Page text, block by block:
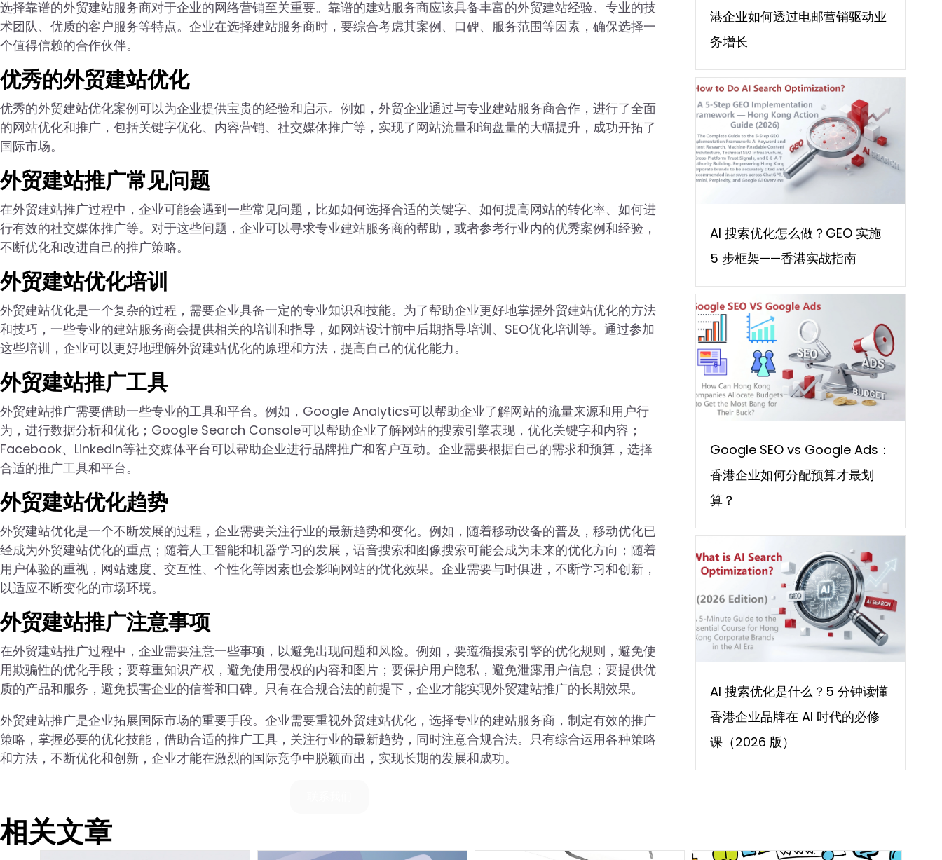
选择靠谱的外贸建站服务商对于企业的网络营销至关重要。靠谱的建站服务商应该具备丰富的外贸建站经验、专业的技
术团队、优质的客户服务等特点。企业在选择建站服务商时，要综合考虑其案例、口碑、服务范围等因素，确保选择一
个值得信赖的合作伙伴。
优秀的外贸建站优化
优秀的外贸建站优化案例可以为企业提供宝贵的经验和启示。例如，外贸企业通过与专业建站服务商合作，进行了全面
的网站优化和推广，包括关键字优化、内容营销、社交媒体推广等，实现了网站流量和询盘量的大幅提升，成功开拓了
国际市场。
外贸建站推广常见问题
在外贸建站推广过程中，企业可能会遇到一些常见问题，比如如何选择合适的关键字、如何提高网站的转化率、如何进
行有效的社交媒体推广等。对于这些问题，企业可以寻求专业建站服务商的帮助，或者参考行业内的优秀案例和经验，
不断优化和改进自己的推广策略。
外贸建站优化培训
外贸建站优化是一个复杂的过程，需要企业具备一定的专业知识和技能。为了帮助企业更好地掌握外贸建站优化的方法
和技巧，一些专业的建站服务商会提供相关的培训和指导，如网站设计前中后期指导培训、SEO优化培训等。通过参加
这些培训，企业可以更好地理解外贸建站优化的原理和方法，提高自己的优化能力。
外贸建站推广工具
外贸建站推广需要借助一些专业的工具和平台。例如，Google Analytics可以帮助企业了解网站的流量来源和用户行
为，进行数据分析和优化；Google Search Console可以帮助企业了解网站的搜索引擎表现，优化关键字和内容；
Facebook、LinkedIn等社交媒体平台可以帮助企业进行品牌推广和客户互动。企业需要根据自己的需求和预算，选择
合适的推广工具和平台。
外贸建站优化趋势
外贸建站优化是一个不断发展的过程，企业需要关注行业的最新趋势和变化。例如，随着移动设备的普及，移动优化已
经成为外贸建站优化的重点；随着人工智能和机器学习的发展，语音搜索和图像搜索可能会成为未来的优化方向；随着
用户体验的重视，网站速度、交互性、个性化等因素也会影响网站的优化效果。企业需要与时俱进，不断学习和创新，
以适应不断变化的市场环境。
外贸建站推广注意事项
在外贸建站推广过程中，企业需要注意一些事项，以避免出现问题和风险。例如，要遵循搜索引擎的优化规则，避免使
用欺骗性的优化手段；要尊重知识产权，避免使用侵权的内容和图片；要保护用户隐私，避免泄露用户信息；要提供优
质的产品和服务，避免损害企业的信誉和口碑。只有在合规合法的前提下，企业才能实现外贸建站推广的长期效果。
外贸建站推广是企业拓展国际市场的重要手段。企业需要重视外贸建站优化，选择专业的建站服务商，制定有效的推广
策略，掌握必要的优化技能，借助合适的推广工具，关注行业的最新趋势，同时注意合规合法。只有综合运用各种策略
和方法，不断优化和创新，企业才能在激烈的国际竞争中脱颖而出，实现长期的发展和成功。
港企业如何透过电邮营销驱动业
务增长
AI 搜索优化怎么做？GEO 实施
5 步框架——香港实战指南
Google SEO vs Google Ads：
香港企业如何分配预算才最划
算？
AI 搜索优化是什么？5 分钟读懂
香港企业品牌在 AI 时代的必修
课（2026 版）
相关文章